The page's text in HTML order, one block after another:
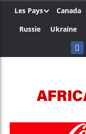
Les Pays Canada
Russie
Ukraine